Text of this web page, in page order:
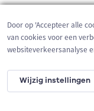
200 m
Door op 'Accepteer alle
van cookies voor een
websiteverkeersanalyse
Wijzig instellingen